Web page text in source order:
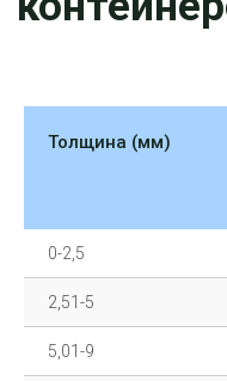
Толщина (мм)
0-2,5
2,51-5
5,01-9